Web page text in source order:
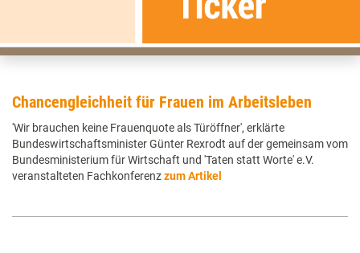
Chancengleichheit für Frauen im Arbeitsleben
'Wir brauchen keine Frauenquote als Türöffner', erklärte
Bundeswirtschaftsminister Günter Rexrodt auf der gemeinsam vom
Bundesministerium für Wirtschaft und 'Taten statt Worte' e.V.
veranstalteten Fachkonferenzzum Artikel